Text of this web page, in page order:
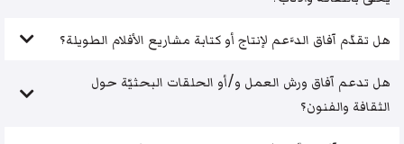
هل تقدّم آفاق الدَّعم لإنتاج أو كتابة مشاريع الأفلام الطويلة؟
هل تدعم آفاق ورش العمل و/أو الحلقات البحثيّة حول
الثقافة والفنون؟